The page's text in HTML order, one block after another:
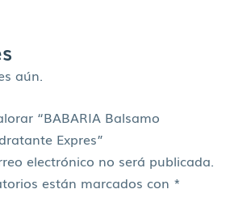
aún.
“BABARIA Balsamo
Expres”
electrónico no será publicada.
están marcados con *